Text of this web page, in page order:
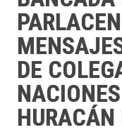
DE
HURACÁN